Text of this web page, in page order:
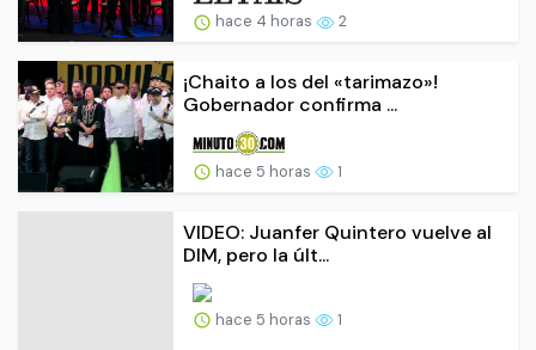
hace 4 horas 2
¡Chaito a los del «tarimazo»!
Gobernador confirma ...
hace 5 horas 1
VIDEO: Juanfer Quintero vuelve al
DIM, pero la últ...
hace 5 horas 1